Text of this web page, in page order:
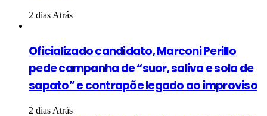
2 dias Atrás
Oficializado candidato, Marconi Perillo
pede campanha de “suor, saliva e sola de
sapato” e contrapõe legado ao improviso
2 dias Atrás